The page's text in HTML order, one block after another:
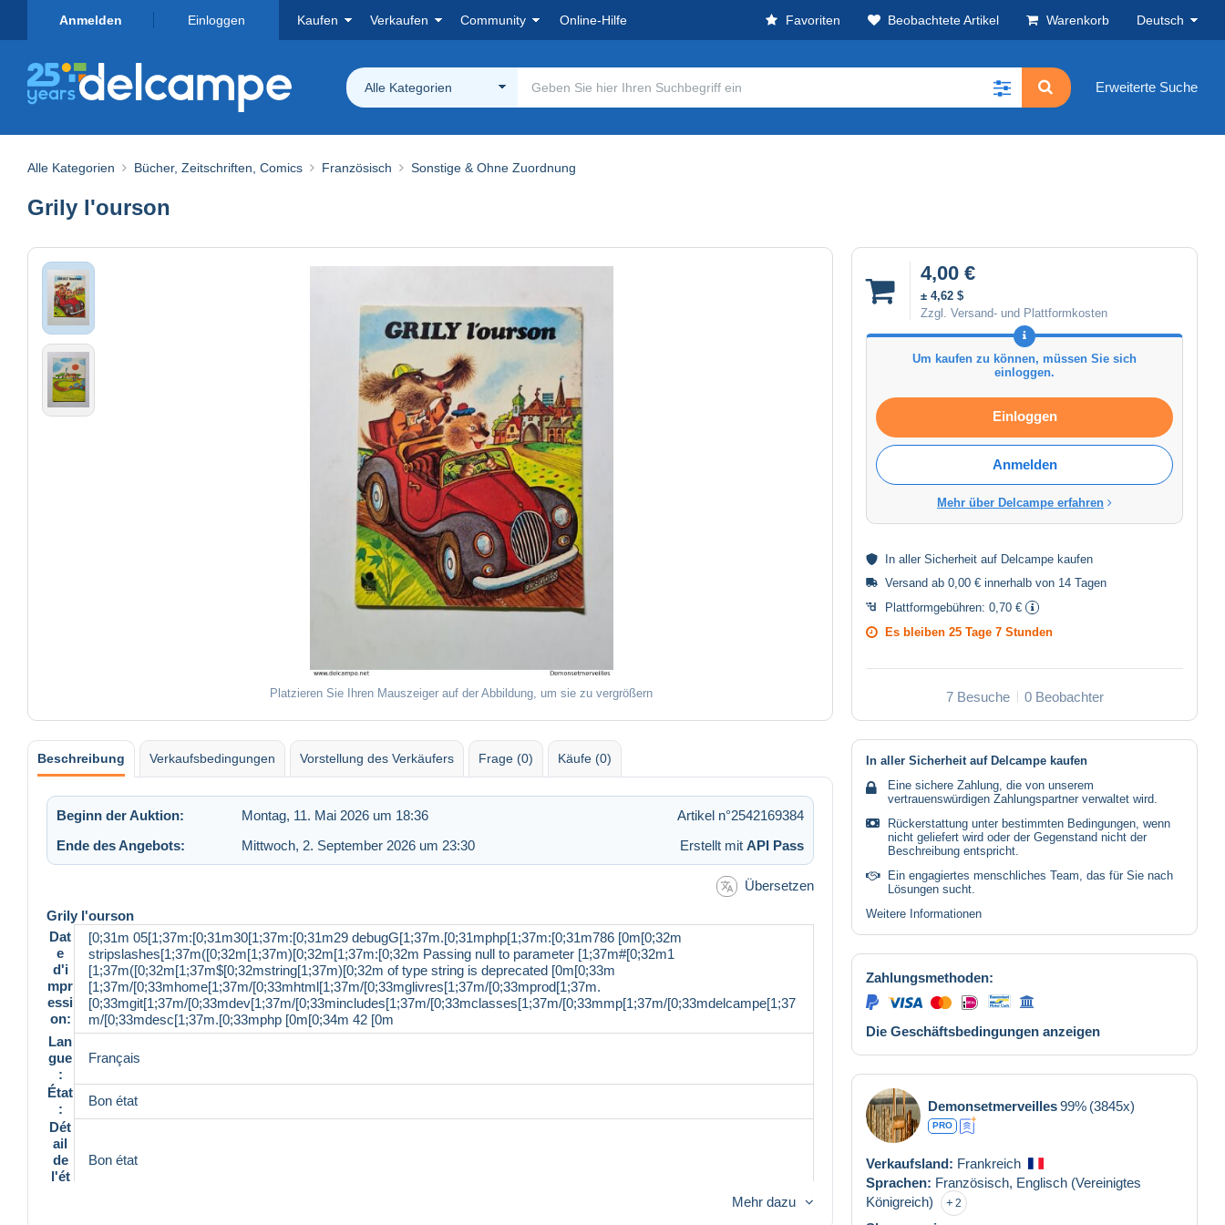
Anmelden Einloggen Kaufen Verkaufen Community Online-Hilfe Favoriten Beobachtete Artikel Warenkorb Deutsch
Alle Kategorien Erweiterte Suche
Alle Kategorien Bücher, Zeitschriften, Comics Französisch Sonstige & Ohne Zuordnung
Grily l'ourson
Platzieren Sie Ihren Mauszeiger auf der Abbildung, um sie zu vergrößern
4,00 €
± 4,62 $
Zzgl. Versand- und Plattformkosten
Um kaufen zu können, müssen Sie sich
einloggen.
Einloggen
Anmelden
Mehr über Delcampe erfahren
In aller Sicherheit auf Delcampe kaufen
Versand ab 0,00 € innerhalb von 14 Tagen
Plattformgebühren: 0,70 €
Es bleiben 25 Tage 7 Stunden
7 Besuche 0 Beobachter
Beschreibung Verkaufsbedingungen Vorstellung des Verkäufers Frage (0) Käufe (0)
Beginn der Auktion: Montag, 11. Mai 2026 um 18:36
Artikel n°2542169384
Ende des Angebots:
Mittwoch, 2. September 2026 um 23:30 Erstellt mit API Pass
Übersetzen
Grily l'ourson
Dat
e
d'i
mpr
essi
on:
[0;31m 05[1;37m:[0;31m30[1;37m:[0;31m29 debugG[1;37m.[0;31mphp[1;37m:[0;31m786 [0m[0;32m
stripslashes[1;37m([0;32m[1;37m)[0;32m[1;37m:[0;32m Passing null to parameter [1;37m#[0;32m1
[1;37m([0;32m[1;37m$[0;32mstring[1;37m)[0;32m of type string is deprecated [0m[0;33m
[1;37m/[0;33mhome[1;37m/[0;33mhtml[1;37m/[0;33mglivres[1;37m/[0;33mprod[1;37m.
[0;33mgit[1;37m/[0;33mdev[1;37m/[0;33mincludes[1;37m/[0;33mclasses[1;37m/[0;33mmp[1;37m/[0;33mdelcampe[1;37
m/[0;33mdesc[1;37m.[0;33mphp [0m[0;34m 42 [0m
Lan
gue
:
Français
État
:
Bon état
Dét
ail
de
l'ét
Bon état
Mehr dazu
In aller Sicherheit auf Delcampe kaufen
Eine sichere Zahlung, die von unserem
vertrauenswürdigen Zahlungspartner verwaltet wird.
Rückerstattung unter bestimmten Bedingungen, wenn
nicht geliefert wird oder der Gegenstand nicht der
Beschreibung entspricht.
Ein engagiertes menschliches Team, das für Sie nach
Lösungen sucht.
Weitere Informationen
Zahlungsmethoden:
Die Geschäftsbedingungen anzeigen
Demonsetmerveilles99% (3845x)
PRO
Verkaufsland: Frankreich
Sprachen: Französisch, Englisch (Vereinigtes
Königreich)
2